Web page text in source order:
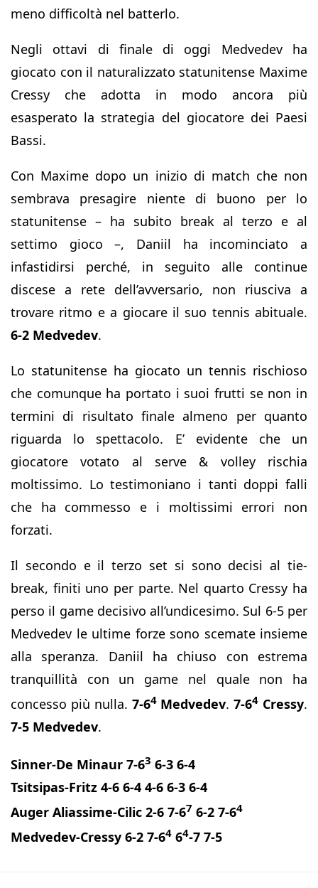
meno difficoltà nel batterlo.
Negli ottavi di finale di oggi Medvedev ha
giocato con il naturalizzato statunitense Maxime
Cressy che adotta in modo ancora più
esasperato la strategia del giocatore dei Paesi
Bassi.
Con Maxime dopo un inizio di match che non
sembrava presagire niente di buono per lo
statunitense – ha subito break al terzo e al
settimo gioco –, Daniil ha incominciato a
infastidirsi perché, in seguito alle continue
discese a rete dell’avversario, non riusciva a
trovare ritmo e a giocare il suo tennis abituale.
6-2 Medvedev.
Lo statunitense ha giocato un tennis rischioso
che comunque ha portato i suoi frutti se non in
termini di risultato finale almeno per quanto
riguarda lo spettacolo. E’ evidente che un
giocatore votato al serve & volley rischia
moltissimo. Lo testimoniano i tanti doppi falli
che ha commesso e i moltissimi errori non
forzati.
Il secondo e il terzo set si sono decisi al tie-
break, finiti uno per parte. Nel quarto Cressy ha
perso il game decisivo all’undicesimo. Sul 6-5 per
Medvedev le ultime forze sono scemate insieme
alla speranza. Daniil ha chiuso con estrema
tranquillità con un game nel quale non ha
concesso più nulla. 7-64 Medvedev.7-64 Cressy.
7-5 Medvedev.
Sinner-De Minaur 7-63 6-3 6-4
Tsitsipas-Fritz 4-6 6-4 4-6 6-3 6-4
Auger Aliassime-Cilic 2-6 7-67 6-2 7-64
Medvedev-Cressy 6-2 7-64 64-7 7-5